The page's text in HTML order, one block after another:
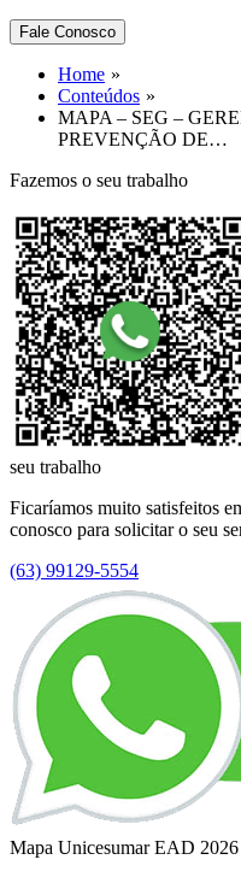
Fale Conosco
Home
Conteúdos
MAPA – SEG –
PREVENÇÃO DE…
Fazemos o seu trabalho
seu trabalho
Ficaríamos muito satisfeitos
conosco para solicitar o seu
(63) 99129-5554
Mapa Unicesumar EAD 2026